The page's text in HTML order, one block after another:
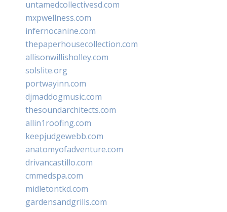
untamedcollectivesd.com
mxpwellness.com
infernocanine.com
thepaperhousecollection.com
allisonwillisholley.com
solslite.org
portwayinn.com
djmaddogmusic.com
thesoundarchitects.com
allin1roofing.com
keepjudgewebb.com
anatomyofadventure.com
drivancastillo.com
cmmedspa.com
midletontkd.com
gardensandgrills.com